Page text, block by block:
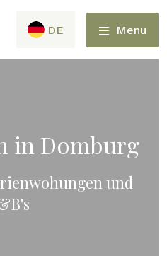
Menu
DE
in Domburg
und